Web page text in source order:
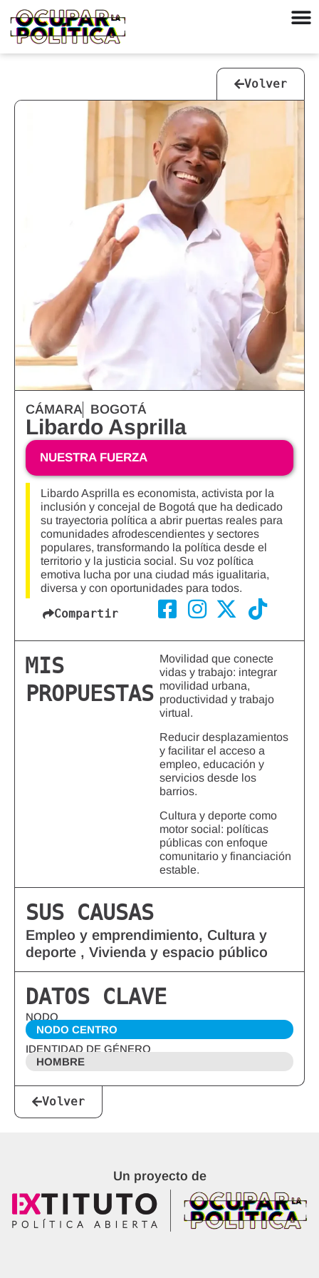
Volver
CÁMARA BOGOTÁ
Libardo Asprilla
NUESTRA FUERZA
Libardo Asprilla es economista, activista por la
inclusión y concejal de Bogotá que ha dedicado
su trayectoria política a abrir puertas reales para
comunidades afrodescendientes y sectores
populares, transformando la política desde el
territorio y la justicia social. Su voz política
emotiva lucha por una ciudad más igualitaria,
diversa y con oportunidades para todos.
Compartir
MIS
PROPUESTAS
Movilidad que conecte
vidas y trabajo: integrar
movilidad urbana,
productividad y trabajo
virtual.
Reducir desplazamientos
y facilitar el acceso a
empleo, educación y
servicios desde los
barrios.
Cultura y deporte como
motor social: políticas
públicas con enfoque
comunitario y financiación
estable.
SUS CAUSAS
Empleo y emprendimiento, Cultura y
deporte , Vivienda y espacio público
DATOS CLAVE
NODO
NODO CENTRO
IDENTIDAD DE GÉNERO
HOMBRE
Volver
Un proyecto de